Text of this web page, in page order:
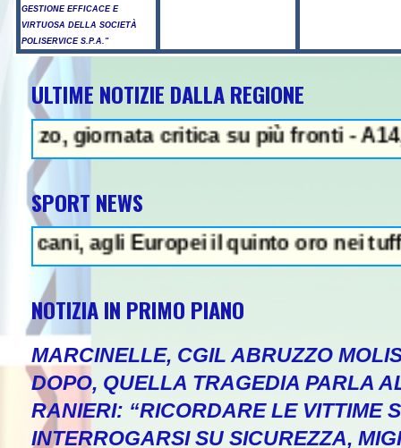
GESTIONE EFFICACE E
VIRTUOSA DELLA SOCIETÀ
POLISERVICE S.P.A."
ULTIME NOTIZIE DALLA REGIONE
critica su più fronti - A14,
SPORT NEWS
Europei il quinto oro nei tuffi sincro
NOTIZIA IN PRIMO PIANO
MARCINELLE, CGIL ABRUZZO
DOPO, QUELLA TRAGEDIA PARLA
RANIERI: “RICORDARE LE VITTIME
INTERROGARSI SU SICUREZZA,